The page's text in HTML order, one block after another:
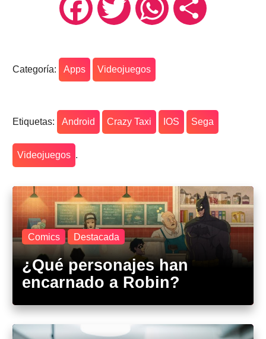
FacebookTwitter WhatsAppCompartir
Categoría: Apps Videojuegos
Etiquetas: Android Crazy Taxi IOS Sega
Videojuegos .
Comics Destacada
¿Qué personajes han
encarnado a Robin?